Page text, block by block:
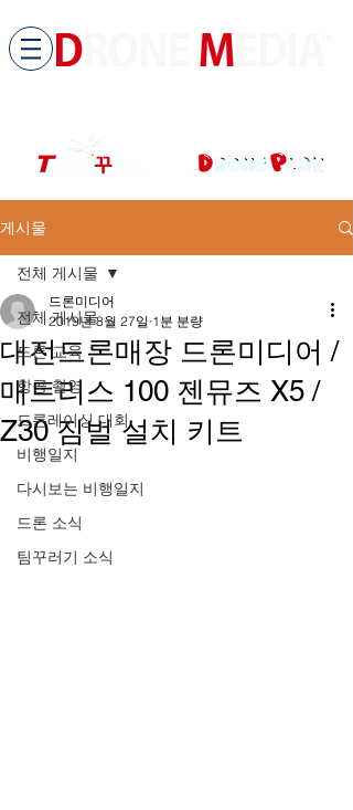
게시물
전체 게시물
드론 교육
항공 촬영
드론레이싱 대회
비행일지
다시보는 비행일지
드론 소식
팀꾸러기 소식
전체 게시물
대전드론매장 드론미디어 /
매트리스 100 젠뮤즈 X5 /
Z30 짐벌 설치 키트
드론미디어
2019년 8월 27일 1분 분량